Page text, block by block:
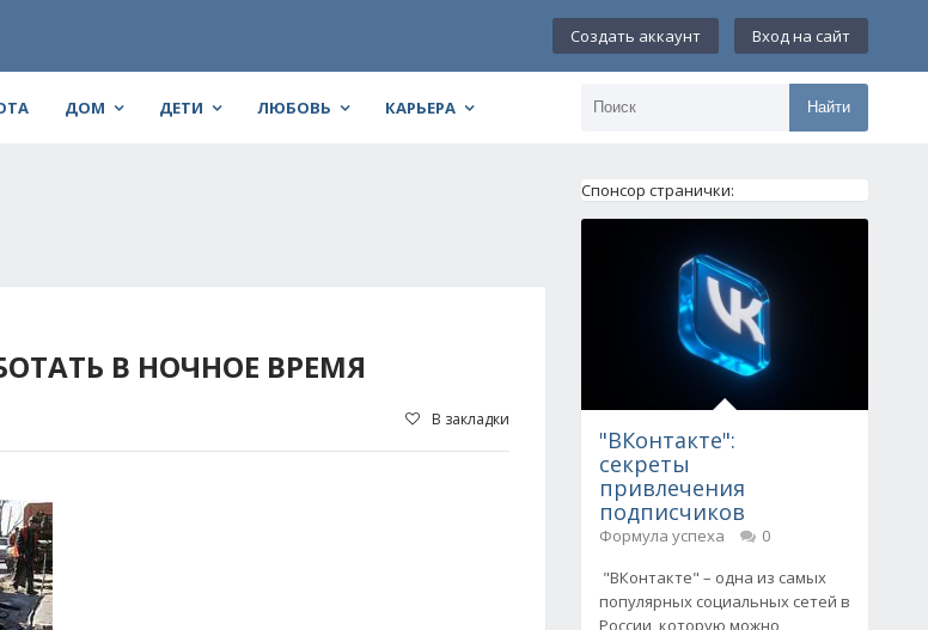
Создать аккаунт Вход на сайт
ДОМ ДЕТИ ЛЮБОВЬ КАРЬЕРА Найти
В НОЧНОЕ ВРЕМЯ
В закладки
Спонсор странички:
"ВКонтакте":
секреты
привлечения
подписчиков
Формула успеха
0
"ВКонтакте" – одна из самых
популярных социальных сетей в
России, которую можно